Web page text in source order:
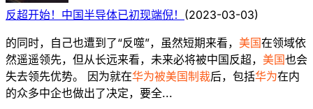
反超开始！中国半导体已初现端倪！ (2023-03-03)
的同时，自己也遭到了“反噬”，虽然短期来看， 美国在领域依
然遥遥领先，但从长远来看，未来必将被中国反超， 美国也会
失去领先优势。 因为就在华为被美国制裁后，包括华为在内
的众多中企也做出了决定，要全...